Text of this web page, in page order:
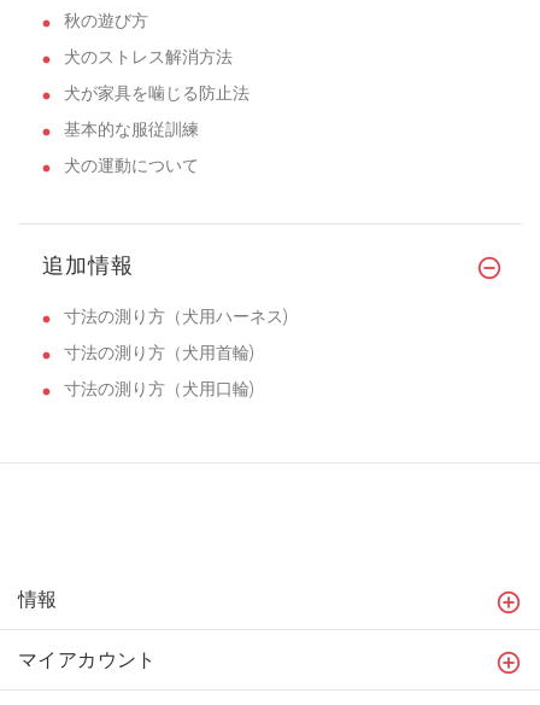
秋の遊び方
犬のストレス解消方法
犬が家具を噛じる防止法
基本的な服従訓練
犬の運動について
追加情報
寸法の測り方（犬用ハーネス)
寸法の測り方（犬用首輪)
寸法の測り方（犬用口輪)
情報
マイアカウント